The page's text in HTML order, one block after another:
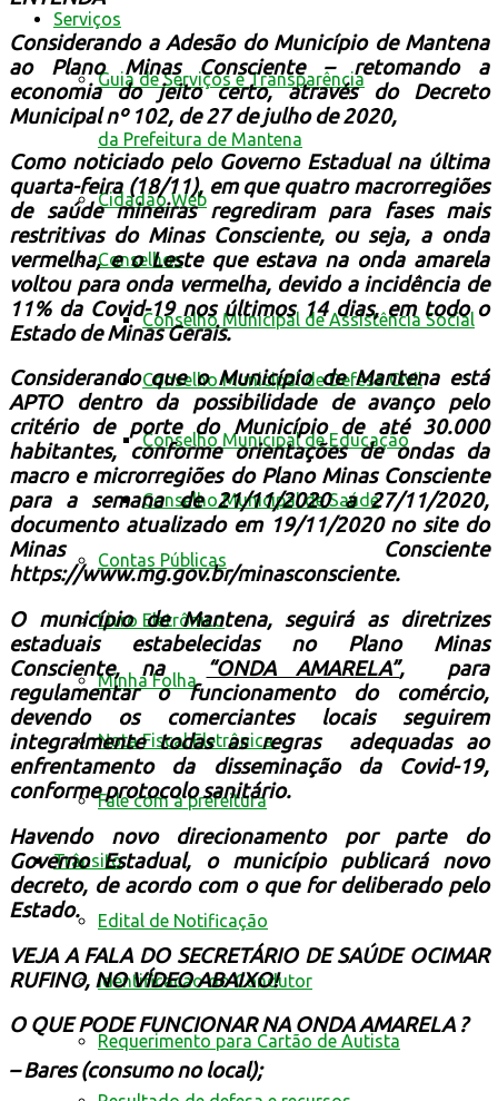
Serviços
Guia de Serviços e Transparência
da Prefeitura de Mantena
Cidadão Web
Conselhos
Conselho Municipal de Assistência Social
Conselho Municipal de Defesa Civil
Conselho Municipal de Educação
Conselho Municipal de Saúde
Contas Públicas
Livro Eletrônico
Minha Folha
Nota Fiscal Eletrônica
Fale com a prefeitura
Trânsito
Edital de Notificação
Identificacao do Condutor
Requerimento para Cartão de Autista
Considerando a Adesão do Município de Mantena
ao Plano Minas Consciente – retomando a
economia do jeito certo, através do Decreto
Municipal nº 102, de 27 de julho de 2020,
Como noticiado pelo Governo Estadual na última
quarta-feira (18/11), em que quatro macrorregiões
de saúde mineiras regrediram para fases mais
restritivas do Minas Consciente, ou seja, a onda
vermelha, e o Leste que estava na onda amarela
voltou para onda vermelha, devido a incidência de
11% da Covid-19 nos últimos 14 dias, em todo o
Estado de Minas Gerais.
Considerando que o Município de Mantena está
APTO dentro da possibilidade de avanço pelo
critério de porte do Município de até 30.000
habitantes, conforme orientações de ondas da
macro e microrregiões do Plano Minas Consciente
para a semana de 21/11/2020 a 27/11/2020,
documento atualizado em 19/11/2020 no site do
Minas Consciente
https://www.mg.gov.br/minasconsciente.
O município de Mantena, seguirá as diretrizes
estaduais estabelecidas no Plano Minas
Consciente, na
“ONDA AMARELA”, para
regulamentar o funcionamento do comércio,
devendo os comerciantes locais seguirem
integralmente todas as regras adequadas ao
enfrentamento da disseminação da Covid-19,
conforme protocolo sanitário.
Havendo novo direcionamento por parte do
Governo Estadual, o município publicará novo
decreto, de acordo com o que for deliberado pelo
Estado.
VEJA A FALA DO SECRETÁRIO DE SAÚDE OCIMAR
RUFINO, NO VÍDEO ABAIXO!
O QUE PODE FUNCIONAR NA ONDA AMARELA ?
–Bares (consumo no local);